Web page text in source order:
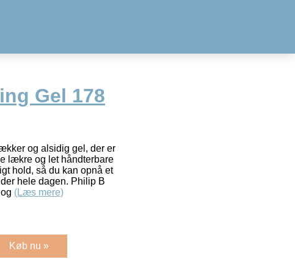
Gel 178
og alsidig gel, der er
lækre og let håndterbare
hold, så du kan opnå et
hele dagen. Philip B
(Læs mere)
Køb nu »